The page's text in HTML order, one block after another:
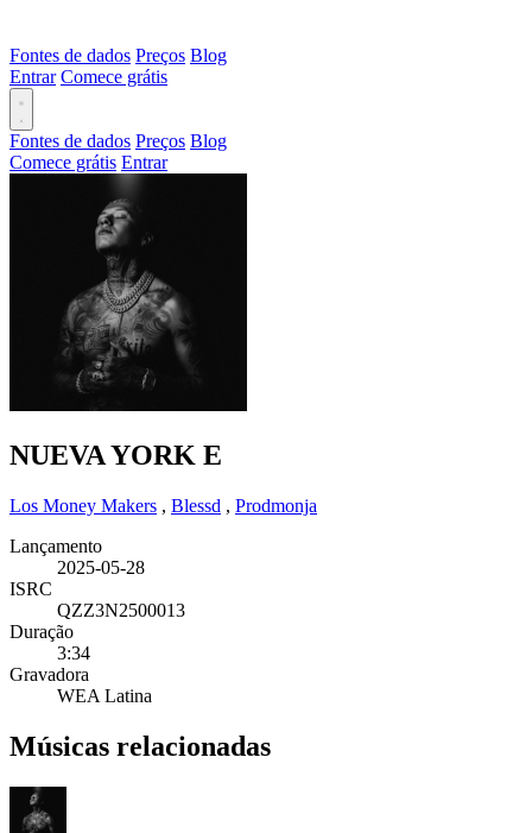
Fontes de dados Preços Blog
Entrar Comece grátis
Fontes de dados Preços Blog
Comece grátis Entrar
NUEVA YORK E
Los Money Makers , Blessd , Prodmonja
Lançamento
2025-05-28
ISRC
QZZ3N2500013
Duração
3:34
Gravadora
WEA Latina
Músicas relacionadas